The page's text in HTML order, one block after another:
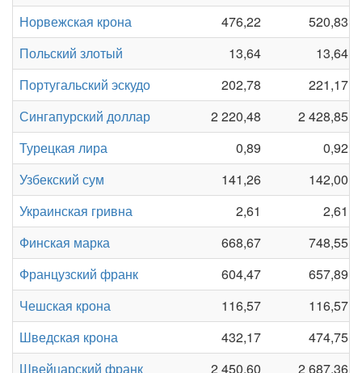
Норвежская крона
476,22
520,83
Польский злотый
13,64
13,64
Португальский эскудо
202,78
221,17
Сингапурский доллар
2 220,48
2 428,85
Турецкая лира
0,89
0,92
Узбекский сум
141,26
142,00
Украинская гривна
2,61
2,61
Финская марка
668,67
748,55
Французский франк
604,47
657,89
Чешская крона
116,57
116,57
Шведская крона
432,17
474,75
Швейцарский франк
2 450,60 2 687,36